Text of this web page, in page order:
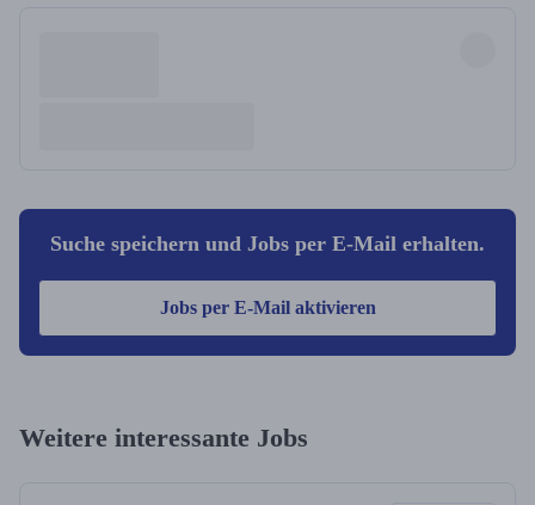
Suche speichern und Jobs per E-Mail erhalten.
Jobs per E-Mail aktivieren
Weitere interessante Jobs